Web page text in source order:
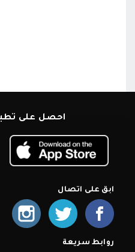
احصل على
ابق على اتصال
روابط سريعة